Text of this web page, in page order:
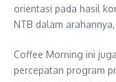
orientasi pada hasil
NTB dalam
Coffee Morning ini
percepatan program